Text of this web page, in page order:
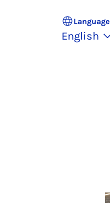
Language
English